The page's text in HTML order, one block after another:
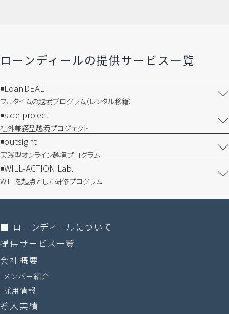
ローンディールの​提供サービス一覧
LoanDEAL
フルタイムの越境プログラム​（レンタル移籍）
side project
社外兼務型​越境プロジェクト
outsight
実践型オンライン​越境プログラム
WILL-ACTION Lab.
WILLを​起点とした​研修プログラム
■ ローンディールに​ついて
提供サービス一覧
会社概要
メンバー紹介
採用情報
導入実績